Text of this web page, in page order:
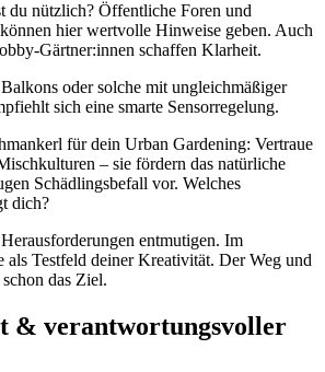
du nützlich? Öffentliche Foren und
hier wertvolle Hinweise geben. Auch
Gärtner:innen schaffen Klarheit.
oder solche mit ungleichmäßiger
sich eine smarte Sensorregelung.
für dein Urban Gardening: Vertraue
– sie fördern das natürliche
Schädlingsbefall vor. Welches
dich?
entmutigen. Im
als Testfeld deiner Kreativität. Der Weg und
das Ziel.
& verantwortungsvoller